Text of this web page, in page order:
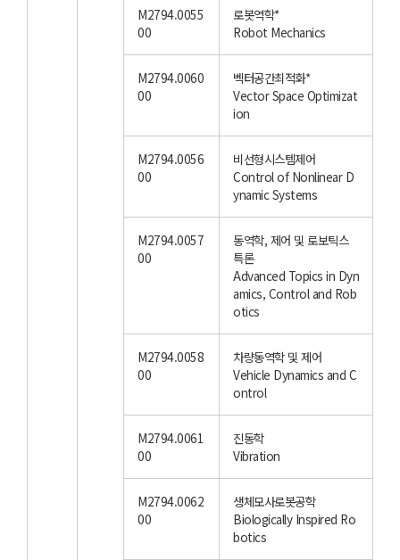
M2794.0055
00
로봇역학*
Robot Mechanics
M2794.0060
00
벡터공간최적화*
Vector Space Optimizat
ion
M2794.0056
00
비선형시스템제어
Control of Nonlinear D
ynamic Systems
M2794.0057
00
동역학, 제어 및 로보틱스
특론
Advanced Topics in Dyn
amics, Control and Rob
otics
M2794.0058
00
차량동역학 및 제어
Vehicle Dynamics and C
ontrol
M2794.0061
00
진동학
Vibration
M2794.0062
00
생체모사로봇공학
Biologically Inspired Ro
botics